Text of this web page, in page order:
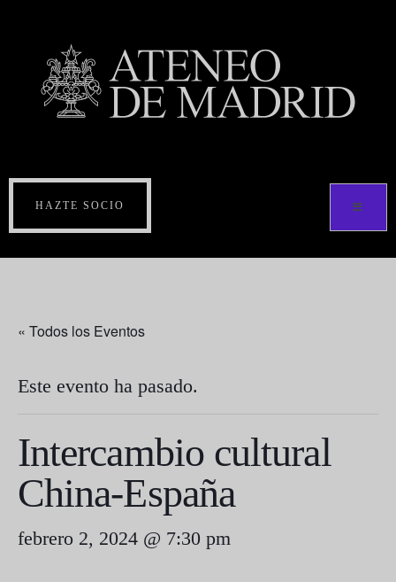
HAZTE SOCIO
« Todos los Eventos
Este evento ha pasado.
Intercambio cultural
China-España
febrero 2, 2024 @ 7:30 pm